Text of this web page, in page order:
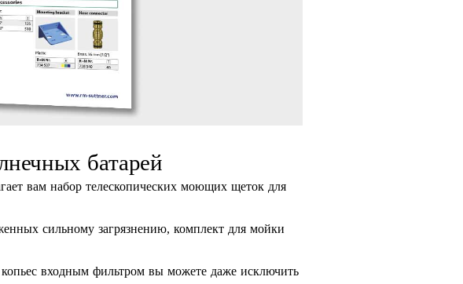
батарей
вам набор телескопических моющих щеток для
сильному загрязнению, комплект для мойки
входным фильтром вы можете даже исключить